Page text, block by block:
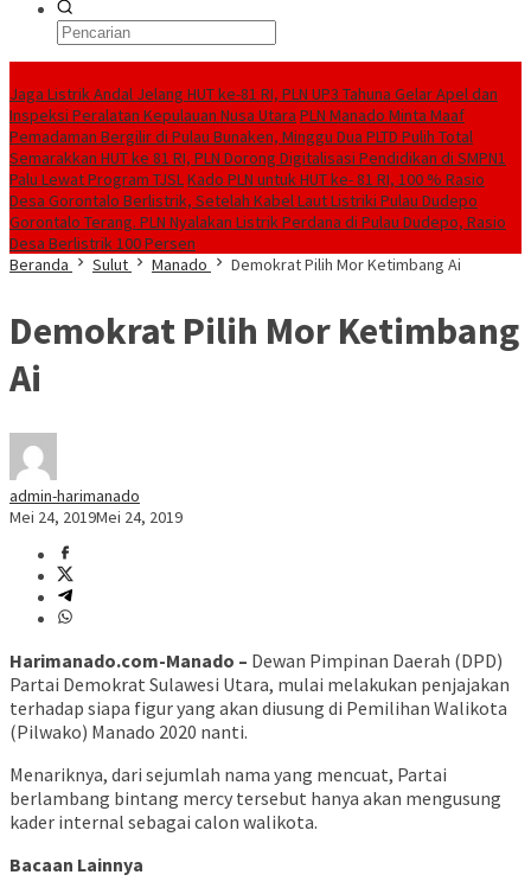
Jaga Listrik Andal Jelang HUT ke-81 RI, PLN UP3 Tahuna Gelar Apel dan
Inspeksi Peralatan Kepulauan Nusa Utara PLN Manado Minta Maaf
Pemadaman Bergilir di Pulau Bunaken, Minggu Dua PLTD Pulih Total
Semarakkan HUT ke 81 RI, PLN Dorong Digitalisasi Pendidikan di SMPN1
Palu Lewat Program TJSLKado PLN untuk HUT ke- 81 RI, 100 % Rasio
Desa Gorontalo Berlistrik, Setelah Kabel Laut Listriki Pulau Dudepo
Gorontalo Terang. PLN Nyalakan Listrik Perdana di Pulau Dudepo, Rasio
Desa Berlistrik 100 Persen
Beranda
Sulut Manado Demokrat Pilih Mor Ketimbang Ai
Demokrat Pilih Mor Ketimbang
Ai
admin-harimanado
Mei 24, 2019Mei 24, 2019
Harimanado.com-Manado – Dewan Pimpinan Daerah (DPD)
Partai Demokrat Sulawesi Utara, mulai melakukan penjajakan
terhadap siapa figur yang akan diusung di Pemilihan Walikota
(Pilwako) Manado 2020 nanti.
Menariknya, dari sejumlah nama yang mencuat, Partai
berlambang bintang mercy tersebut hanya akan mengusung
kader internal sebagai calon walikota.
Bacaan Lainnya